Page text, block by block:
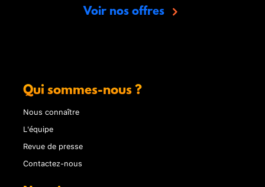
Voir nos offres
Qui sommes-nous ?
Nous connaître
L'équipe
Revue de presse
Contactez-nous